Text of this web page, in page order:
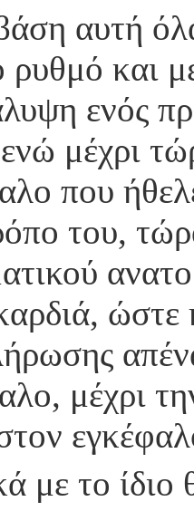
αυτή
και
ενός
μέχρι
που
του,
ώστε
μέχρι
με το